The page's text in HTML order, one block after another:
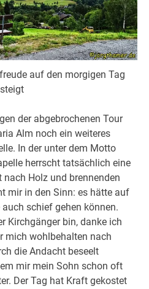
auf den morgigen Tag
steigt
der abgebrochenen Tour
Alm noch ein weiteres
In der unter dem Motto
herrscht tatsächlich eine
Holz und brennenden
mir in den Sinn: es hätte auf
schief gehen können.
Kirchgänger bin, danke ich
mich wohlbehalten nach
die Andacht beseelt
mir mein Sohn schon oft
Der Tag hat Kraft gekostet